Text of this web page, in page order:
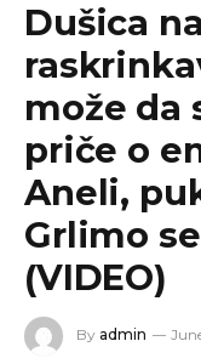
Dušica
može da
priče o
Aneli,
Grlimo
(VIDEO)
By admin